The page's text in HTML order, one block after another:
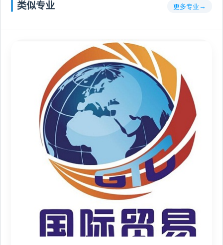
类似专业 更多专业